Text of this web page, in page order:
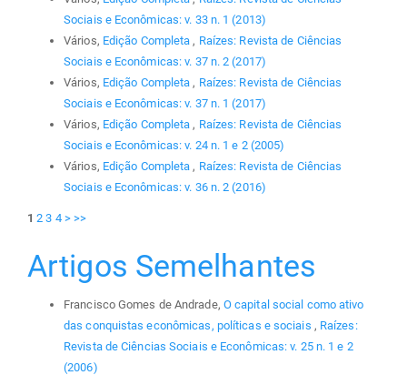
Sociais e Econômicas: v. 33 n. 1 (2013)
Vários, Edição Completa , Raízes: Revista de Ciências
Sociais e Econômicas: v. 37 n. 2 (2017)
Vários, Edição Completa , Raízes: Revista de Ciências
Sociais e Econômicas: v. 37 n. 1 (2017)
Vários, Edição Completa , Raízes: Revista de Ciências
Sociais e Econômicas: v. 24 n. 1 e 2 (2005)
Vários, Edição Completa , Raízes: Revista de Ciências
Sociais e Econômicas: v. 36 n. 2 (2016)
1 2 3 4 > >>
Artigos Semelhantes
Francisco Gomes de Andrade, O capital social como ativo
das conquistas econômicas, políticas e sociais , Raízes:
Revista de Ciências Sociais e Econômicas: v. 25 n. 1 e 2
(2006)